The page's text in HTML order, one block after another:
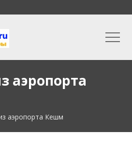
аэропорта
аэропорта Кешм